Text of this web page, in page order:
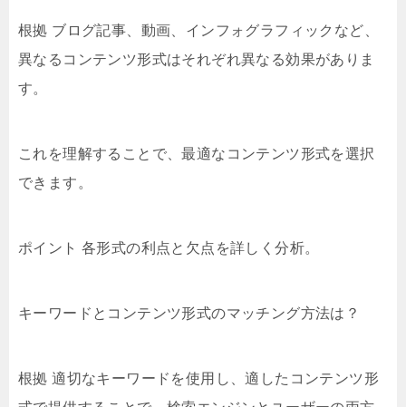
根拠 ブログ記事、動画、インフォグラフィックなど、
異なるコンテンツ形式はそれぞれ異なる効果がありま
す。
これを理解することで、最適なコンテンツ形式を選択
できます。
ポイント 各形式の利点と欠点を詳しく分析。
キーワードとコンテンツ形式のマッチング方法は？
根拠 適切なキーワードを使用し、適したコンテンツ形